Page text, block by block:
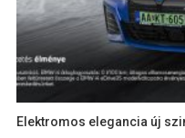
Elektromos elegancia új